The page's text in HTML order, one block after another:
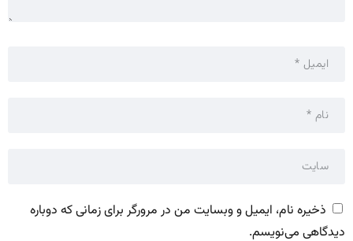
ذخیره نام، ایمیل و وبسایت من در مرورگر برای زمانی که دوباره
دیدگاهی می‌نویسم.